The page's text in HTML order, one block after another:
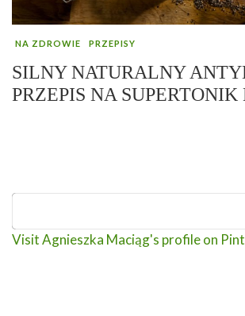
NA ZDROWIE PRZEPISY
SILNY NATURALNY
PRZEPIS NA SUPERTONIK
Visit Agnieszka Maciąg's profile on